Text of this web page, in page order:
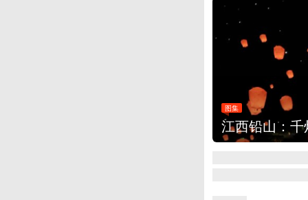
图集
上海